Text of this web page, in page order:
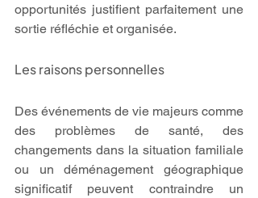
opportunités justifient parfaitement une
sortie réfléchie et organisée.
Les raisons personnelles
Des événements de vie majeurs comme
des problèmes de santé, des
changements dans la situation familiale
ou un déménagement géographique
significatif peuvent contraindre un